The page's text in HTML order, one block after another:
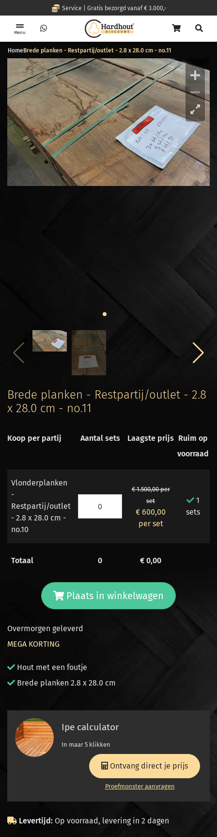
Service | Gratis bezorgd vanaf € 3.000,-
Menu
Home Brede planken - Restpartij/outlet - 2.8 x 28.0 cm - no.11
Brede planken - Restpartij/outlet - 2.8
x 28.0 cm - no.11
Koop per partij Aantal sets Laagste prijs Ruim op
voorraad
Vlonderplanken
-
Restpartij/outlet
- 2.8 x 28.0 cm -
no.10
€ 1.500,00 per
set
€ 600,00
per set
1
sets
Totaal 0 €0,00
Plaats in winkelwagen
Overmorgen geleverd
MEGA KORTING
Hout met een foutje
Brede planken 2.8 x 28.0 cm
Ipe calculator
In maar 5 klikken
Ontvang direct je prijs
Proefmonster aanvragen
Levertijd: Op voorraad, levering in 2 dagen